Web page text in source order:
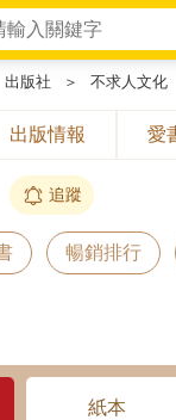
出版社 ＞ 不求人文化
出版情報 愛
追蹤
暢銷排行
紙本